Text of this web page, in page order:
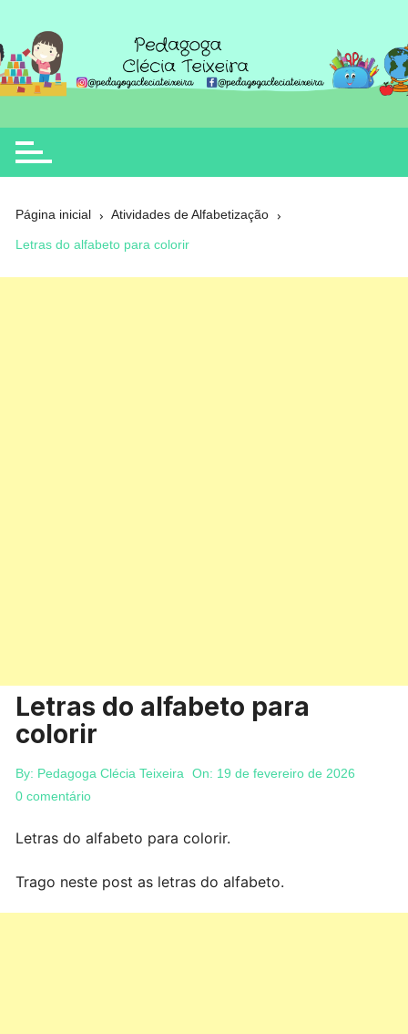
o
conteúdo
Clécia Teixeira
educação
Página inicial Atividades de Alfabetização
Letras do alfabeto para colorir
Letras do alfabeto para
colorir
By: Pedagoga Clécia Teixeira On: 19 de fevereiro de 2026
0 comentário
Letras do alfabeto para colorir.
Trago neste post as letras do alfabeto.